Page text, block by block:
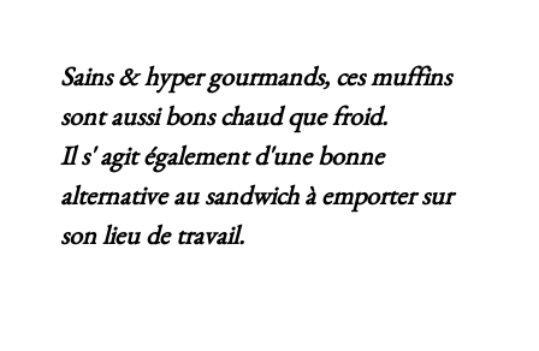
Sains & hyper gourmands, ces muffins
sont aussi bons chaud que froid.
Il s' agit également d'une bonne
alternative au sandwich à emporter sur
son lieu de travail.